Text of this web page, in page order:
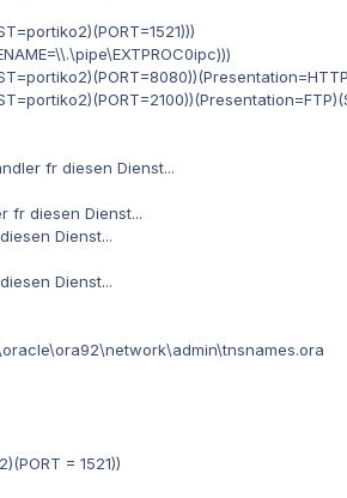
fr diesen Dienst...
fr diesen Dienst...
Dienst...
Dienst...
= 1521))